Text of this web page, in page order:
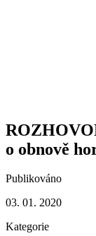
o obnově
Publikováno
03. 01. 2020
Kategorie